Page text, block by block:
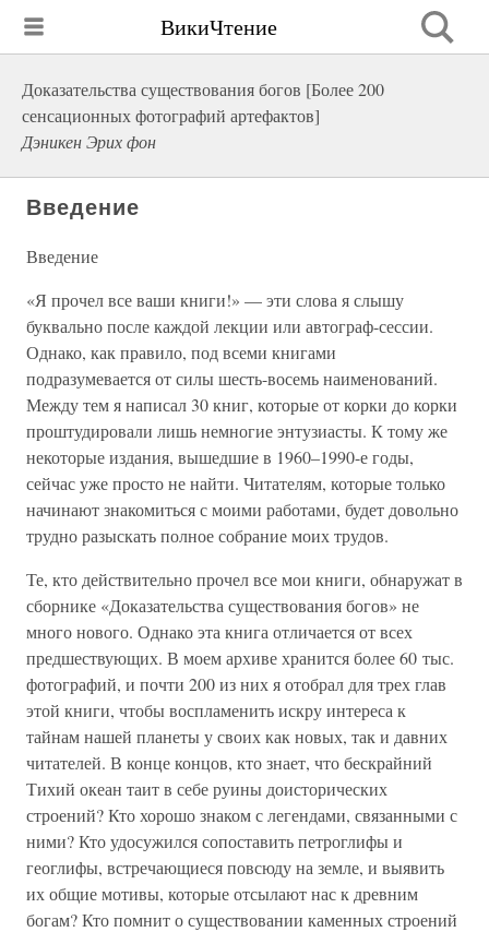
ВикиЧтение
Доказательства существования богов [Более 200
сенсационных фотографий артефактов]
Дэникен Эрих фон
Введение
Введение
«Я прочел все ваши книги!» — эти слова я слышу
буквально после каждой лекции или автограф-сессии.
Однако, как правило, под всеми книгами
подразумевается от силы шесть-восемь наименований.
Между тем я написал 30 книг, которые от корки до корки
проштудировали лишь немногие энтузиасты. К тому же
некоторые издания, вышедшие в 1960–1990-е годы,
сейчас уже просто не найти. Читателям, которые только
начинают знакомиться с моими работами, будет довольно
трудно разыскать полное собрание моих трудов.
Те, кто действительно прочел все мои книги, обнаружат в
сборнике «Доказательства существования богов» не
много нового. Однако эта книга отличается от всех
предшествующих. В моем архиве хранится более 60 тыс.
фотографий, и почти 200 из них я отобрал для трех глав
этой книги, чтобы воспламенить искру интереса к
тайнам нашей планеты у своих как новых, так и давних
читателей. В конце концов, кто знает, что бескрайний
Тихий океан таит в себе руины доисторических
строений? Кто хорошо знаком с легендами, связанными с
ними? Кто удосужился сопоставить петроглифы и
геоглифы, встречающиеся повсюду на земле, и выявить
их общие мотивы, которые отсылают нас к древним
богам? Кто помнит о существовании каменных строений